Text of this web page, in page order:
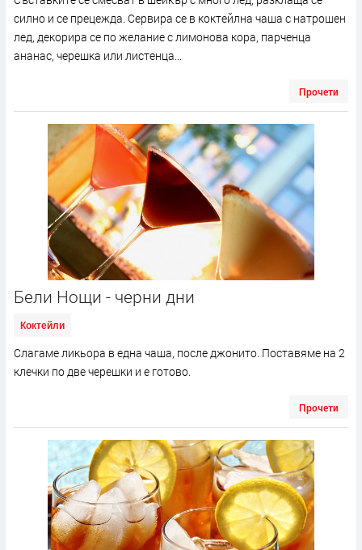
силно и се прецежда. Сервира се в коктейлна чаша с натрошен
лед, декорира се по желание с лимонова кора, парченца
ананас, черешка или листенца...
Прочети
Бели Нощи - черни дни
Коктейли
Слагаме ликьора в една чаша, после джонито. Поставяме на 2
клечки по две черешки и е готово.
Прочети